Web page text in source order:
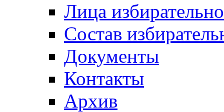
Лица
Состав
Документы
Контакты
Архив